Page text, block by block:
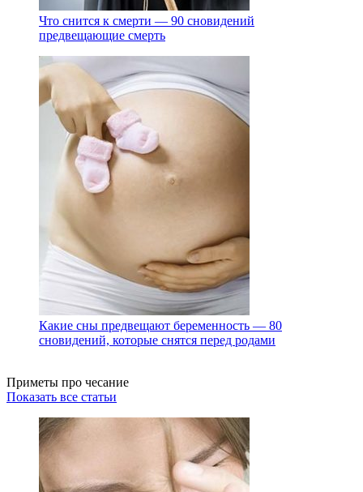
Что снится к смерти — 90 сновидений
предвещающие смерть
Какие сны предвещают беременность — 80
сновидений, которые снятся перед родами
Приметы про чесание
Показать все статьи